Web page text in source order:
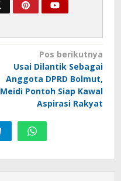
Pos berikutnya
Usai Dilantik Sebagai
Anggota DPRD Bolmut,
Meidi Pontoh Siap Kawal
Aspirasi Rakyat